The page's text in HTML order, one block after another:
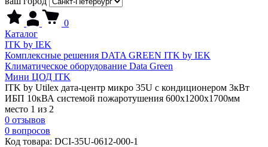
0
Каталог
ITK by IEK
Комплексные решения DATA GREEN ITK by IEK
Климатическое оборудование Data Green
Мини ЦОД ITK
ITK by Utilex дата-центр микро 35U с кондиционером 3кВт
ИБП 10кВА системой пожаротушения 600х1200х1700мм
место 1 из 2
0 отзывов
0 вопросов
Код товара: DCI-35U-0612-000-1